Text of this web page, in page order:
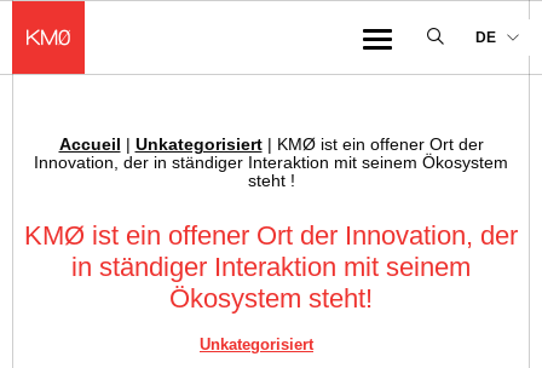
Menu
DE
Ariadnefaden :
Accueil | Unkategorisiert | KMØ ist ein offener Ort der
Innovation, der in ständiger Interaktion mit seinem Ökosystem
steht !
KMØ ist ein offener Ort der Innovation, der
in ständiger Interaktion mit seinem
Ökosystem steht!
Unkategorisiert